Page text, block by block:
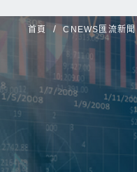
首頁 CNEWS匯流新聞